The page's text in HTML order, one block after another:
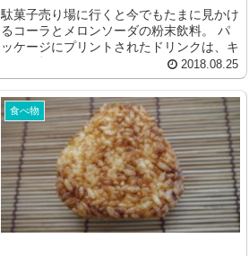
駄菓子売り場に行くと今でもたまに見かけ
るコーラとメロンソーダの粉末飲料。 パ
ッケージにプリントされたドリンクは、キ
2018.08.25
食べ物